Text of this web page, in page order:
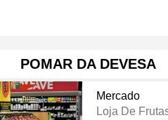
POMAR DA DEVESA
Mercado
Loja De